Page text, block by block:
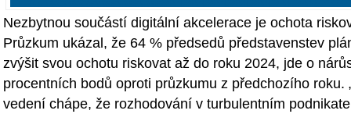
Nezbytnou součástí digitální akcelerace je ochota
Průzkum ukázal, že 64 % předsedů představenstev
zvýšit svou ochotu riskovat až do roku 2024, jde o
procentních bodů oproti průzkumu z předchozího roku.
vedení chápe, že rozhodování v turbulentním